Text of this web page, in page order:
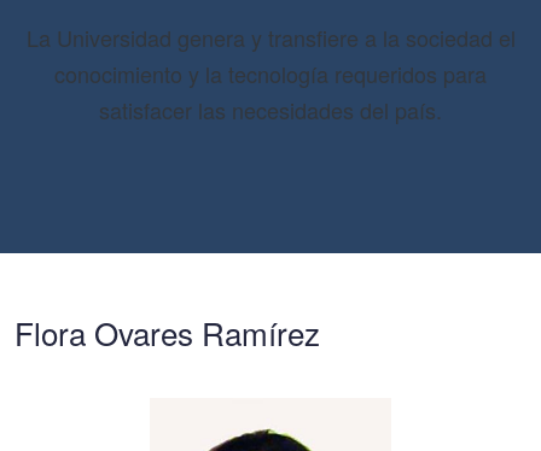
La Universidad genera y transfiere a la sociedad el
conocimiento y la tecnología requeridos para
satisfacer las necesidades del país.
Flora Ovares Ramírez